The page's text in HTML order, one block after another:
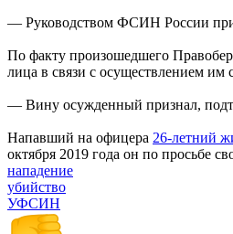
— Руководством ФСИН России
По факту произошедшего
лица в связи с осуществлением им
— Вину осужденный признал,
Напавший на офицера 26-летний
октября 2019 года он по просьбе
нападение
убийство
УФСИН